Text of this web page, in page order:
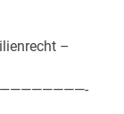
–